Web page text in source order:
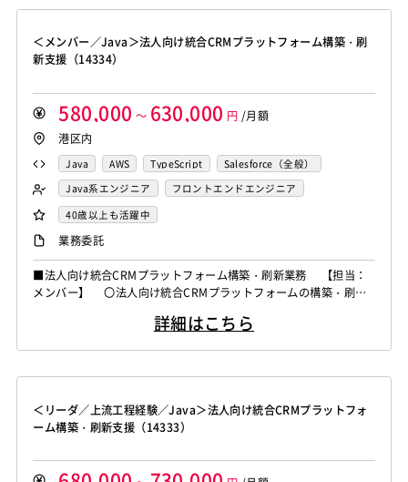
＜メンバー／Java＞法人向け統合CRMプラットフォーム構築・刷
新支援（14334）
580,000 ～ 630,000 円 /月額
港区内
Java AWS TypeScript
Salesforce（全般）
Java系エンジニア
フロントエンドエンジニア
業務系エンジニア
40歳以上も活躍中
業務委託
■法人向け統合CRMプラットフォーム構築・刷新業務 【担当：
メンバー】 〇法人向け統合CRMプラットフォームの構築・刷新
詳細設計、実装を担当し、システム開発を遂行する。
詳細はこちら
＜リーダ／上流工程経験／Java＞法人向け統合CRMプラットフォ
ーム構築・刷新支援（14333）